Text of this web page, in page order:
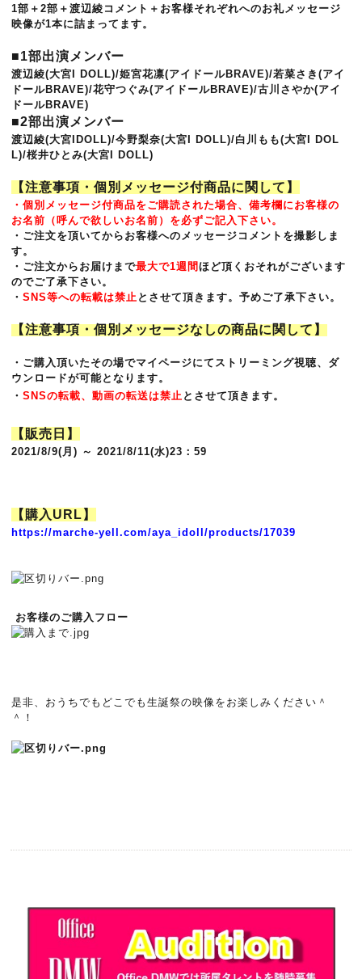
1部＋2部＋渡辺綾コメント＋お客様それぞれへのお礼メッセージ
映像が1本に詰まってます。
■1部出演メンバー
渡辺綾(大宮I DOLL)/姫宮花凛(アイドールBRAVE)/若菜さき(アイ
ドールBRAVE)/花守つぐみ(アイドールBRAVE)/古川さやか(アイ
ドールBRAVE)
■2部出演メンバー
渡辺綾(大宮IDOLL)/今野梨奈(大宮I DOLL)/白川もも(大宮I DOL
L)/桜井ひとみ(大宮I DOLL)
【注意事項・個別メッセージ付商品に関して】
・個別メッセージ付商品をご購読された場合、備考欄にお客様の
お名前（呼んで欲しいお名前）を必ずご記入下さい。
・ご注文を頂いてからお客様へのメッセージコメントを撮影しま
す。
・ご注文からお届けまで最大で1週間ほど頂くおそれがございます
のでご了承下さい。
・SNS等への転載は禁止 とさせて頂きます。予めご了承下さい。
【注意事項・個別メッセージなしの商品に関して】
・ご購入頂いたその場でマイページにてストリーミング視聴、ダ
ウンロードが可能となります。
・SNSの転載、動画の転送は禁止 とさせて頂きます。
【販売日】
2021/8/9(月) ～ 2021/8/11(水)23：59
【購入URL】
https://marche-yell.com/aya_idoll/products/17039
お客様のご購入フロー
是非、おうちでもどこでも生誕祭の映像をお楽しみください＾
＾！